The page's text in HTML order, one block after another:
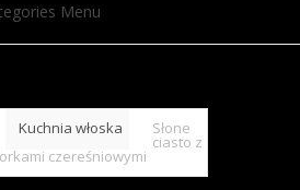
Menu
Kuchnia włoska Słone
ciasto z
czereśniowymi